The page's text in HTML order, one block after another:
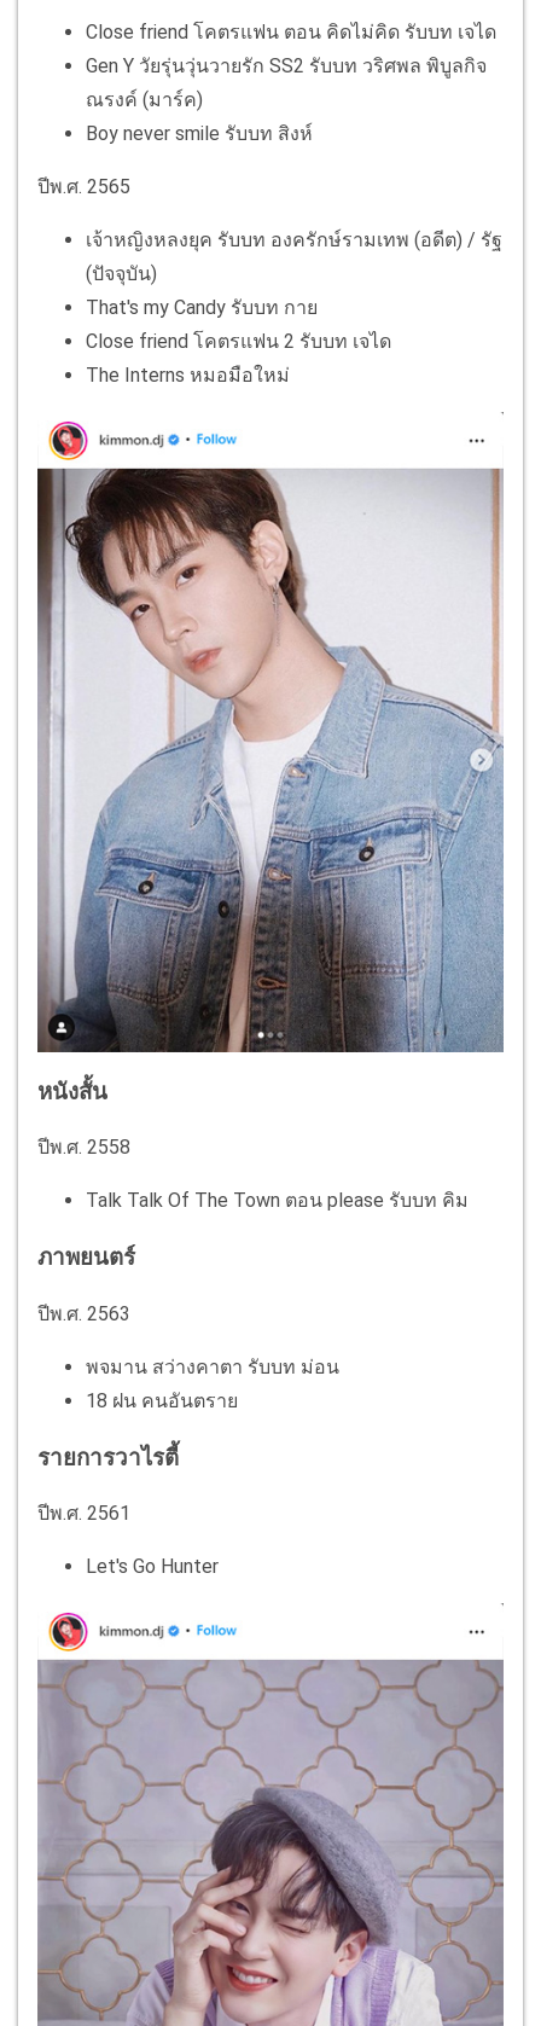
Close friend โคตรแฟน ตอน คิดไม่คิด รับบท เจได
Gen Y วัยรุ่นวุ่นวายรัก SS2 รับบท วริศพล พิบูลกิจ
ณรงค์ (มาร์ค)
Boy never smile รับบท สิงห์
ปีพ.ศ. 2565
เจ้าหญิงหลงยุค รับบท องครักษ์รามเทพ (อดีต) / รัฐ
(ปัจจุบัน)
That's my Candy รับบท กาย
Close friend โคตรแฟน 2 รับบท เจได
The Interns หมอมือใหม่
หนังสั้น
ปีพ.ศ. 2558
Talk Talk Of The Town ตอน please รับบท คิม
ภาพยนตร์
ปีพ.ศ. 2563
พจมาน สว่างคาตา รับบท ม่อน
18 ฝน คนอันตราย
รายการวาไรตี้
ปีพ.ศ. 2561
Let's Go Hunter